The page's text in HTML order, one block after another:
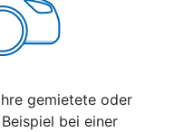
gemietete oder
bei einer